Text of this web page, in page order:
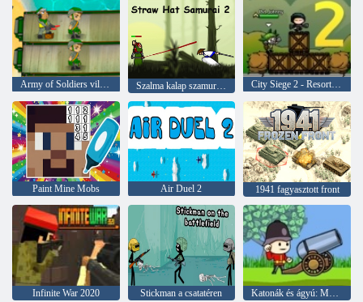
Army of Soldiers világháború Szalma kalap szamuráj 2 City Siege 2 - Resort Siege
Paint Mine Mobs Air Duel 2 1941 fagyasztott front
Infinite War 2020 Stickman a csatatéren Katonák és ágyú: Mountain Attack